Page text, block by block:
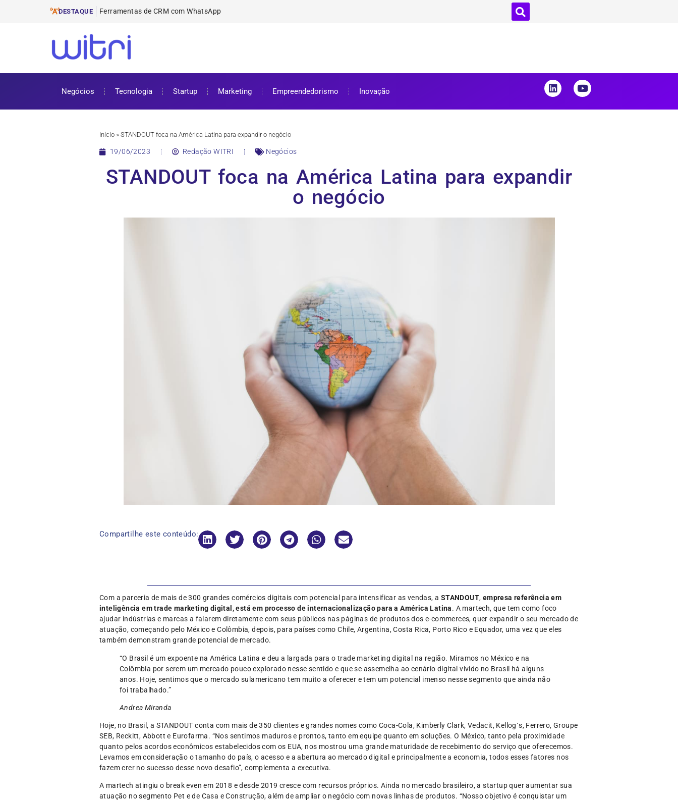
DESTAQUE Ferramentas de
ProUni: como funciona e requisitos para bolsa de estudos
Cursos gratuitos online: onde encontrar e como aproveitar
ENEM 2025: datas, inscrições e como se preparar
Negócios Tecnologia Startup Marketing Empreendedorismo Inovação
Início » STANDOUT foca na América Latina para expandir o negócio
19/06/2023 Redação WITRI Negócios
STANDOUT foca na América Latina para expandir
o negócio
Compartilhe este conteúdo:
Com a parceria de mais de 300 grandes comércios digitais com potencial para intensificar as vendas, a STANDOUT, empresa referência em
inteligência em trade marketing digital, está em processo de internacionalização para a América Latina. A martech, que tem como foco
ajudar indústrias e marcas a falarem diretamente com seus públicos nas páginas de produtos dos e-commerces, quer expandir o seu mercado de
atuação, começando pelo México e Colômbia, depois, para países como Chile, Argentina, Costa Rica, Porto Rico e Equador, uma vez que eles
também demonstram grande potencial de mercado.
“O Brasil é um expoente na América Latina e deu a largada para o trade marketing digital na região. Miramos no México e na
Colômbia por serem um mercado pouco explorado nesse sentido e que se assemelha ao cenário digital vivido no Brasil há alguns
anos. Hoje, sentimos que o mercado sulamericano tem muito a oferecer e tem um potencial imenso nesse segmento que ainda não
foi trabalhado.”
Andrea Miranda
Hoje, no Brasil, a STANDOUT conta com mais de 350 clientes e grandes nomes como Coca-Cola, Kimberly Clark, Vedacit, Kellog´s, Ferrero, Groupe
SEB, Reckitt, Abbott e Eurofarma. “Nos sentimos maduros e prontos, tanto em equipe quanto em soluções. O México, tanto pela proximidade
quanto pelos acordos econômicos estabelecidos com os EUA, nos mostrou uma grande maturidade de recebimento do serviço que oferecemos.
Levamos em consideração o tamanho do país, o acesso e a abertura ao mercado digital e principalmente a economia, todos esses fatores nos
fazem crer no sucesso desse novo desafio”, complementa a executiva.
A martech atingiu o break even em 2018 e desde 2019 cresce com recursos próprios. Ainda no mercado brasileiro, a startup quer aumentar sua
atuação no segmento Pet e de Casa e Construção, além de ampliar o negócio com novas linhas de produtos. “Nosso objetivo é conquistar um